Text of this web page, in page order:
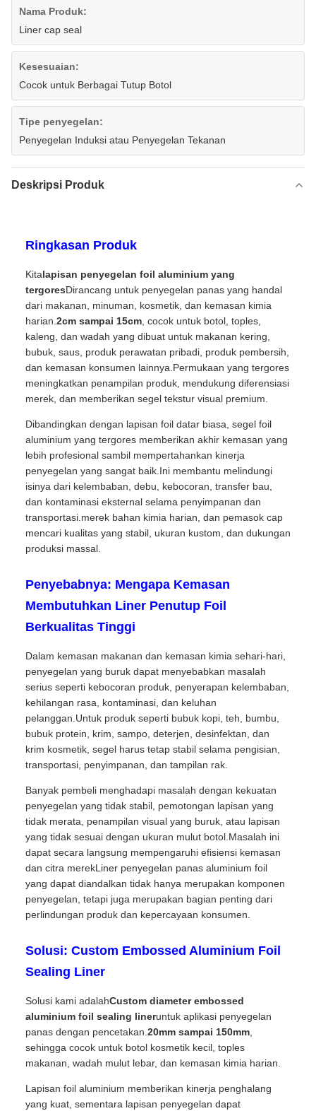
Nama Produk:
Liner cap seal
Kesesuaian:
Cocok untuk Berbagai Tutup Botol
Tipe penyegelan:
Penyegelan Induksi atau Penyegelan Tekanan
Deskripsi Produk
Ringkasan Produk
Kitalapisan penyegelan foil aluminium yang
tergoresDirancang untuk penyegelan panas yang handal
dari makanan, minuman, kosmetik, dan kemasan kimia
harian.2cm sampai 15cm, cocok untuk botol, toples,
kaleng, dan wadah yang dibuat untuk makanan kering,
bubuk, saus, produk perawatan pribadi, produk pembersih,
dan kemasan konsumen lainnya.Permukaan yang tergores
meningkatkan penampilan produk, mendukung diferensiasi
merek, dan memberikan segel tekstur visual premium.
Dibandingkan dengan lapisan foil datar biasa, segel foil
aluminium yang tergores memberikan akhir kemasan yang
lebih profesional sambil mempertahankan kinerja
penyegelan yang sangat baik.Ini membantu melindungi
isinya dari kelembaban, debu, kebocoran, transfer bau,
dan kontaminasi eksternal selama penyimpanan dan
transportasi.merek bahan kimia harian, dan pemasok cap
mencari kualitas yang stabil, ukuran kustom, dan dukungan
produksi massal.
Penyebabnya: Mengapa Kemasan
Membutuhkan Liner Penutup Foil
Berkualitas Tinggi
Dalam kemasan makanan dan kemasan kimia sehari-hari,
penyegelan yang buruk dapat menyebabkan masalah
serius seperti kebocoran produk, penyerapan kelembaban,
kehilangan rasa, kontaminasi, dan keluhan
pelanggan.Untuk produk seperti bubuk kopi, teh, bumbu,
bubuk protein, krim, sampo, deterjen, desinfektan, dan
krim kosmetik, segel harus tetap stabil selama pengisian,
transportasi, penyimpanan, dan tampilan rak.
Banyak pembeli menghadapi masalah dengan kekuatan
penyegelan yang tidak stabil, pemotongan lapisan yang
tidak merata, penampilan visual yang buruk, atau lapisan
yang tidak sesuai dengan ukuran mulut botol.Masalah ini
dapat secara langsung mempengaruhi efisiensi kemasan
dan citra merekLiner penyegelan panas aluminium foil
yang dapat diandalkan tidak hanya merupakan komponen
penyegelan, tetapi juga merupakan bagian penting dari
perlindungan produk dan kepercayaan konsumen.
Solusi: Custom Embossed Aluminium Foil
Sealing Liner
Solusi kami adalahCustom diameter embossed
aluminium foil sealing lineruntuk aplikasi penyegelan
panas dengan pencetakan.20mm sampai 150mm,
sehingga cocok untuk botol kosmetik kecil, toples
makanan, wadah mulut lebar, dan kemasan kimia harian.
Lapisan foil aluminium memberikan kinerja penghalang
yang kuat, sementara lapisan penyegelan dapat